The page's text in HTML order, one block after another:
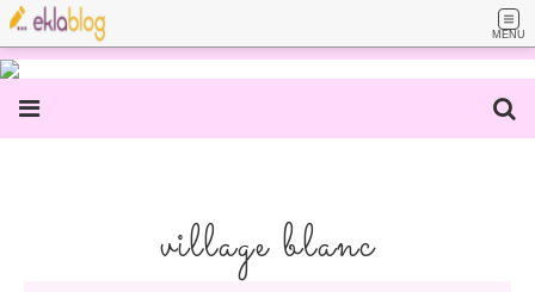
MENU
village blanc